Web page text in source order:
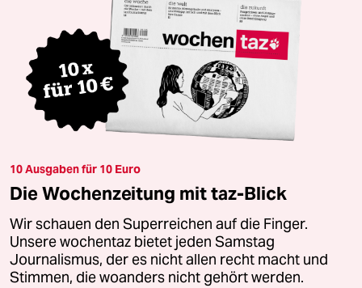
10 Ausgaben für 10 Euro
Die Wochenzeitung mit taz-Blick
Wir schauen den Superreichen auf die Finger.
Unsere wochentaz bietet jeden Samstag
Journalismus, der es nicht allen recht macht und
Stimmen, die woanders nicht gehört werden.